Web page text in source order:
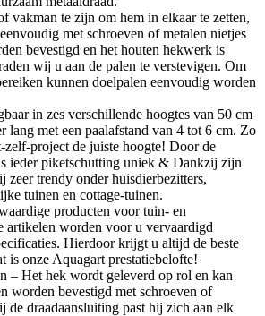
vakman te zijn om hem in elkaar te zetten,
met schroeven of metalen nietjes
bevestigd en het houten hekwerk is
wij u aan de palen te verstevigen. Om
kunnen doelpalen eenvoudig worden
in zes verschillende hoogtes van 50 cm
lang met een paalafstand van 4 tot 6 cm. Zo
zelf-project de juiste hoogte! Door de
ieder piketschutting uniek & Dankzij zijn
zeer trendy onder huisdierbezitters,
tuinen en cottage-tuinen.
producten voor tuin- en
artikelen worden voor u vervaardigd
Hierdoor krijgt u altijd de beste
is onze Aquagart prestatiebelofte!
– Het hek wordt geleverd op rol en kan
worden bevestigd met schroeven of
de draadaansluiting past hij zich aan elk